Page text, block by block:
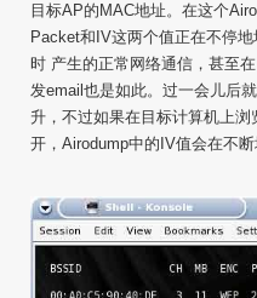
目标AP的MAC地址。在这个
Packet和IV这两个值正在不停
时 产生的正常网络通信，甚至
发email也是如此。过一会儿后
升，不过如果在目标计算机上
开，Airodump中的IV值会在不